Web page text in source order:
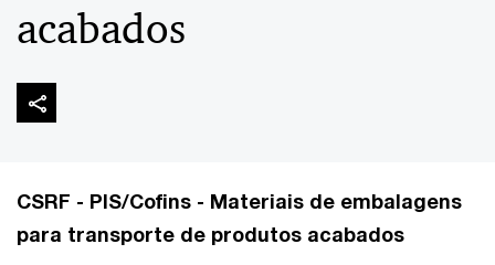
acabados
CSRF - PIS/Cofins - Materiais de embalagens
para transporte de produtos acabados